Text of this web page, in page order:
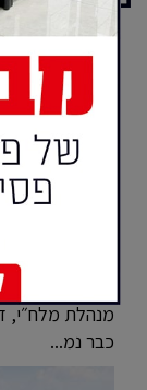
תוכנית
מתקן
הוועדה
הלאומי
עתידו של
לצורכי מחקר,
מנהלת מלח״י,
כבר נמ...